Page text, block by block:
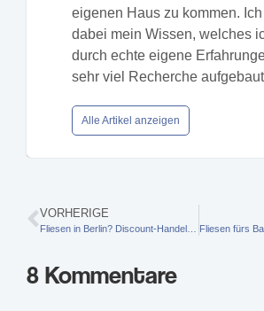
eigenen Haus zu kommen.
dabei mein Wissen, welches
durch echte eigene
sehr viel Recherche
Alle Artikel anzeigen
VORHERIGE
8 Kommentare